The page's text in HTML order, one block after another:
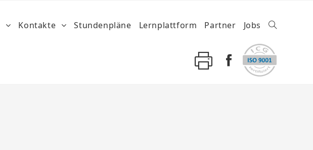
Kontakte Stundenpläne Lernplattform Partner Jobs